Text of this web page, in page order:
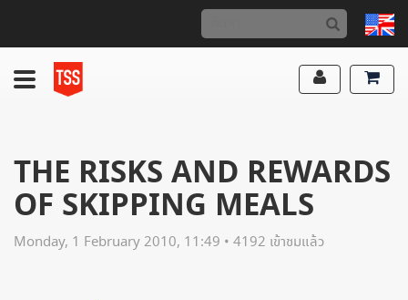
THE RISKS AND REWARDS
OF SKIPPING MEALS
Monday, 1 February 2010, 11:49 • 4192 เข้าชมแล้ว